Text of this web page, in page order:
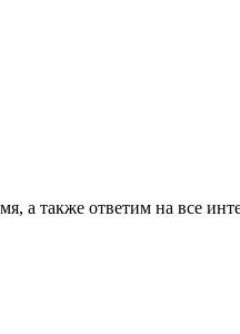
а также ответим на все